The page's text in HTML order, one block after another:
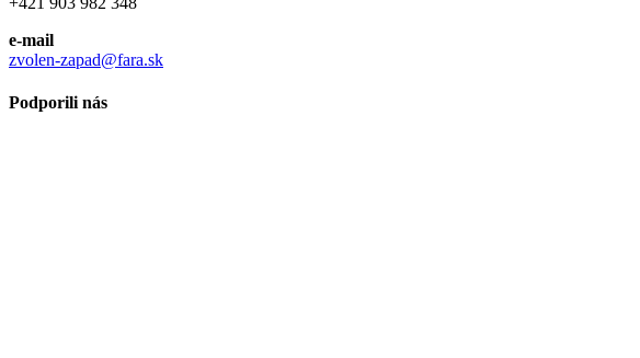
e-mail
zvolen-zapad@fara.sk
Podporili nás